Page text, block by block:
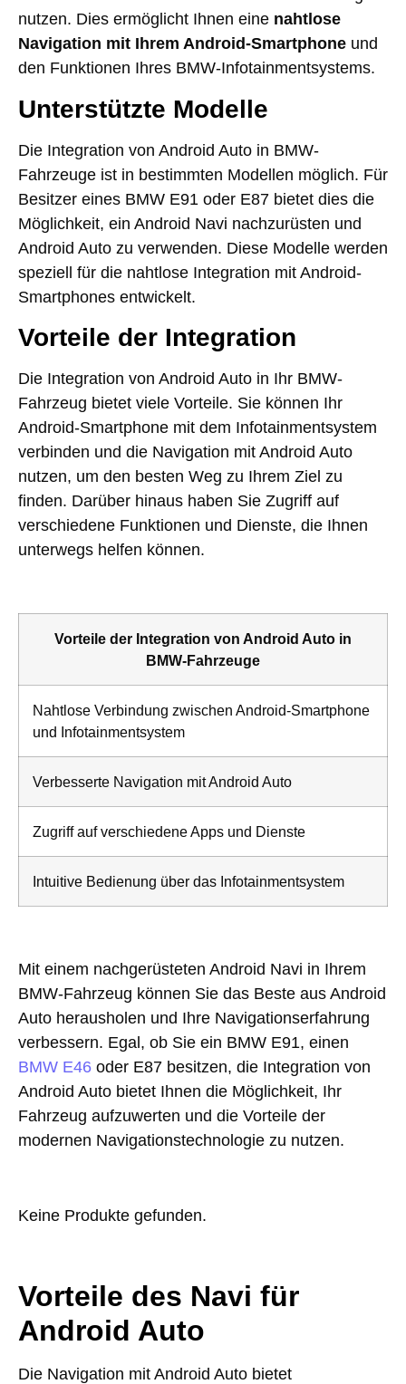
nutzen. Dies ermöglicht Ihnen eine nahtlose
Navigation mit Ihrem Android-Smartphone und
den Funktionen Ihres BMW-Infotainmentsystems.
Unterstützte Modelle
Die Integration von Android Auto in BMW-
Fahrzeuge ist in bestimmten Modellen möglich. Für
Besitzer eines BMW E91 oder E87 bietet dies die
Möglichkeit, ein Android Navi nachzurüsten und
Android Auto zu verwenden. Diese Modelle werden
speziell für die nahtlose Integration mit Android-
Smartphones entwickelt.
Vorteile der Integration
Die Integration von Android Auto in Ihr BMW-
Fahrzeug bietet viele Vorteile. Sie können Ihr
Android-Smartphone mit dem Infotainmentsystem
verbinden und die Navigation mit Android Auto
nutzen, um den besten Weg zu Ihrem Ziel zu
finden. Darüber hinaus haben Sie Zugriff auf
verschiedene Funktionen und Dienste, die Ihnen
unterwegs helfen können.
Vorteile der Integration von Android Auto in
BMW-Fahrzeuge
Nahtlose Verbindung zwischen Android-Smartphone
und Infotainmentsystem
Verbesserte Navigation mit Android Auto
Zugriff auf verschiedene Apps und Dienste
Intuitive Bedienung über das Infotainmentsystem
Mit einem nachgerüsteten Android Navi in Ihrem
BMW-Fahrzeug können Sie das Beste aus Android
Auto herausholen und Ihre Navigationserfahrung
verbessern. Egal, ob Sie ein BMW E91, einen
BMW E46 oder E87 besitzen, die Integration von
Android Auto bietet Ihnen die Möglichkeit, Ihr
Fahrzeug aufzuwerten und die Vorteile der
modernen Navigationstechnologie zu nutzen.
Keine Produkte gefunden.
Vorteile des Navi für
Android Auto
Die Navigation mit Android Auto bietet